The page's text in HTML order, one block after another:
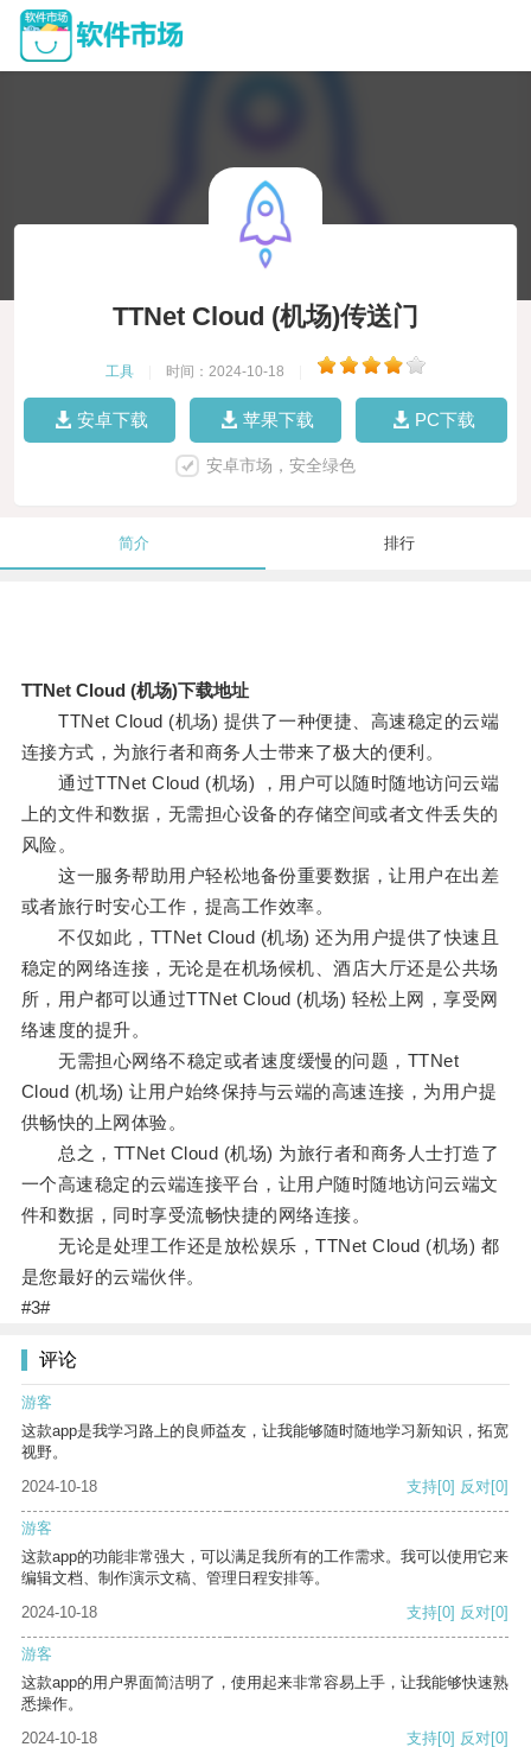
TTNet Cloud (机场)传送门
工具 时间：2024-10-18
安卓下载 苹果下载 PC下载
安卓市场，安全绿色
简介 排行
TTNet Cloud (机场)下载地址
TTNet Cloud (机场) 提供了一种便捷、高速稳定的云端
连接方式，为旅行者和商务人士带来了极大的便利。
通过TTNet Cloud (机场) ，用户可以随时随地访问云端
上的文件和数据，无需担心设备的存储空间或者文件丢失的
风险。
这一服务帮助用户轻松地备份重要数据，让用户在出差
或者旅行时安心工作，提高工作效率。
不仅如此，TTNet Cloud (机场) 还为用户提供了快速且
稳定的网络连接，无论是在机场候机、酒店大厅还是公共场
所，用户都可以通过TTNet Cloud (机场) 轻松上网，享受网
络速度的提升。
无需担心网络不稳定或者速度缓慢的问题，TTNet
Cloud (机场) 让用户始终保持与云端的高速连接，为用户提
供畅快的上网体验。
总之，TTNet Cloud (机场) 为旅行者和商务人士打造了
一个高速稳定的云端连接平台，让用户随时随地访问云端文
件和数据，同时享受流畅快捷的网络连接。
无论是处理工作还是放松娱乐，TTNet Cloud (机场) 都
是您最好的云端伙伴。
#3#
评论
游客
这款app是我学习路上的良师益友，让我能够随时随地学习新知识，拓宽
视野。
2024-10-18
支持[0] 反对[0]
游客
这款app的功能非常强大，可以满足我所有的工作需求。我可以使用它来
编辑文档、制作演示文稿、管理日程安排等。
2024-10-18
支持[0] 反对[0]
游客
这款app的用户界面简洁明了，使用起来非常容易上手，让我能够快速熟
悉操作。
2024-10-18
支持[0] 反对[0]